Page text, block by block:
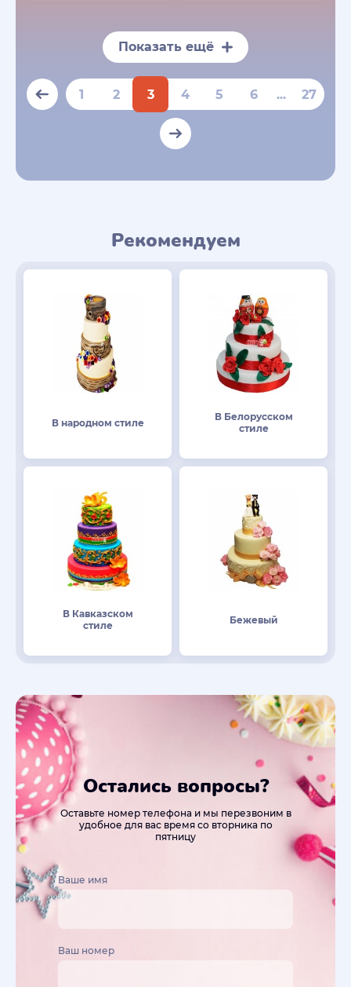
Показать ещё
1 2 3 4 5 6 ... 27
Рекомендуем
В народном стиле
В Белорусском
стиле
В Кавказском
стиле
Бежевый
Остались вопросы?
Оставьте номер телефона и мы перезвоним в
удобное для вас время со вторника по
пятницу
Ваше имя
Ваш номер